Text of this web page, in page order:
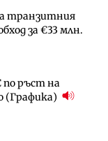
транзитния
за €33 млн.
по ръст на
(Графика)
само още
продължи
че големи
откажат
изпълнител за
при
все повече